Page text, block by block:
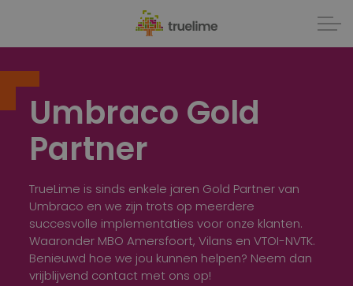
Umbraco Gold
Partner
TrueLime is sinds enkele jaren Gold Partner van
Umbraco en we zijn trots op meerdere
succesvolle implementaties voor onze klanten.
Waaronder MBO Amersfoort, Vilans en VTOI-NVTK.
Benieuwd hoe we jou kunnen helpen? Neem dan
vrijblijvend contact met ons op!